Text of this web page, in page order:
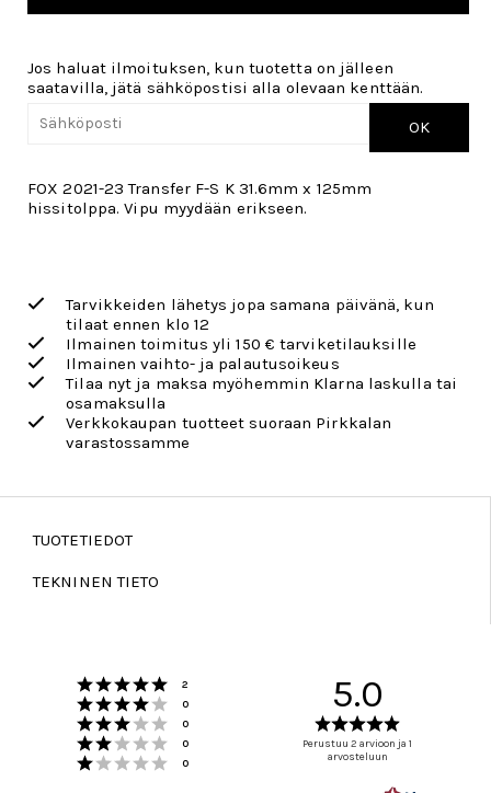
Jos haluat ilmoituksen, kun tuotetta on jälleen
saatavilla, jätä sähköpostisi alla olevaan kenttään.
OK
FOX 2021-23 Transfer F-S K 31.6mm x 125mm
hissitolppa.Vipu myydään erikseen.
Tarvikkeiden lähetys jopa samana päivänä, kun
tilaat ennen klo 12
Ilmainen toimitus yli 150 € tarviketilauksille
Ilmainen vaihto- ja palautusoikeus
Tilaa nyt ja maksa myöhemmin Klarna laskulla tai
osamaksulla
Verkkokaupan tuotteet suoraan Pirkkalan
varastossamme
TUOTETIEDOT
TEKNINEN TIETO
Arvio 5 5:sta tähdestä
2
Arvio 4 5:sta tähdestä
0
Arvio 3 5:sta tähdestä
0
Arvio 2 5:sta tähdestä
0
Arvio 1 5:sta tähdestä
0
5.0
5.0
Perustuu 2 arvioon ja 1
arvosteluun